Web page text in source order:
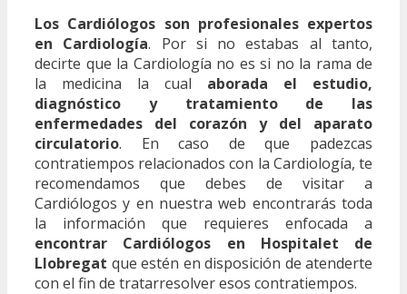
Los Cardiólogos son profesionales expertos
en Cardiología. Por si no estabas al tanto,
decirte que la Cardiología no es si no la rama de
la medicina la cual aborada el estudio,
diagnóstico y tratamiento de las
enfermedades del corazón y del aparato
circulatorio. En caso de que padezcas
contratiempos relacionados con la Cardiología, te
recomendamos que debes de visitar a
Cardiólogos y en nuestra web encontrarás toda
la información que requieres enfocada a
encontrar Cardiólogos en Hospitalet de
Llobregat que estén en disposición de atenderte
con el fin de tratarresolver esos contratiempos.